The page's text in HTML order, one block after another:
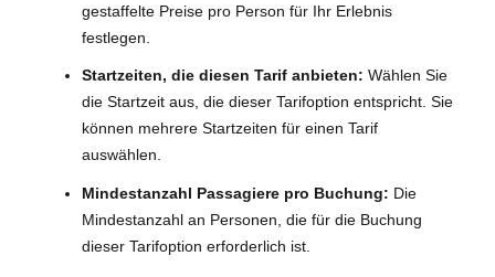
gestaffelte Preise pro Person für Ihr Erlebnis
festlegen.
Startzeiten, die diesen Tarif anbieten: Wählen Sie
die Startzeit aus, die dieser Tarifoption entspricht. Sie
können mehrere Startzeiten für einen Tarif
auswählen.
Mindestanzahl Passagiere pro Buchung: Die
Mindestanzahl an Personen, die für die Buchung
dieser Tarifoption erforderlich ist.